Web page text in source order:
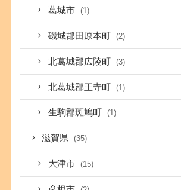
葛城市 (1)
磯城郡田原本町 (2)
北葛城郡広陵町 (3)
北葛城郡王寺町 (1)
生駒郡斑鳩町 (1)
滋賀県 (35)
大津市 (15)